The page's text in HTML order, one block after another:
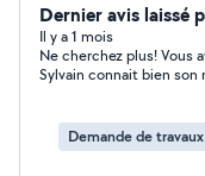
Dernier avis laissé
Il y a 1 mois
Ne cherchez plus! Vous
Sylvain connait bien
machine), restant
de 3 h en pleine
Demande de